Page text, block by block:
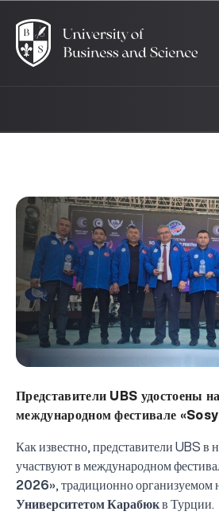
Представители UBS удостоены
международном фестивале
Как известно, представители UBS в
участвуют в международном
2026» , традиционно
Университетом Карабюкв Турции.